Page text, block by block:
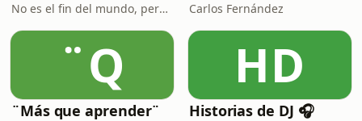
No es el fin del mundo, pero puedo verlo desde aquí Carlos Fernández
¨Q
¨Más que aprender¨
HD
Historias de DJ 🎧